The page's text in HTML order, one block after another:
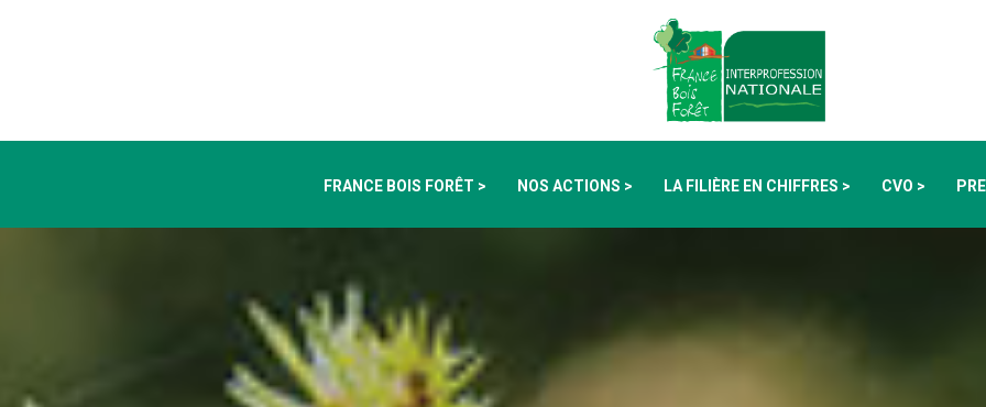
FRANCE BOIS FORÊT > NOS ACTIONS > LA FILIÈRE EN CHIFFRES > CVO >